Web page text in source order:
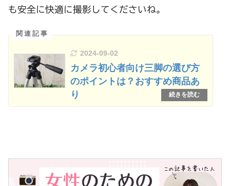
も安全に快適に撮影してくださいね。
2024-09-02
カメラ初心者向け三脚の選び方
のポイントは？おすすめ商品あ
り